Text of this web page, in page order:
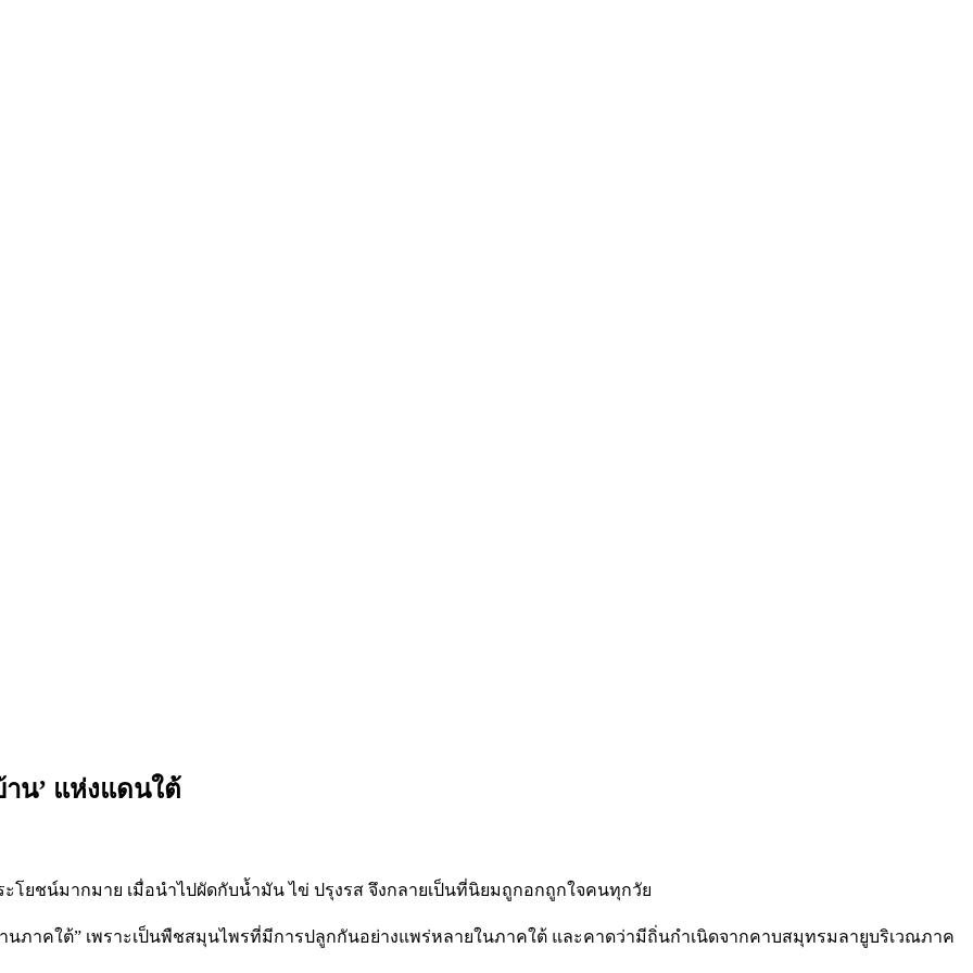
น’ แห่งแดนใต้
โยชน์มากมาย เมื่อนำไปผัดกับน้ำมัน ไข่ ปรุงรส จึงกลายเป็นที่นิยมถูกอกถูกใจคนทุกวัย
นภาคใต้” เพราะเป็นพืชสมุนไพรที่มีการปลูกกันอย่างแพร่หลายในภาคใต้ และคาดว่ามีถิ่นกำเนิดจากคาบสมุทรมลายูบริเวณภาค